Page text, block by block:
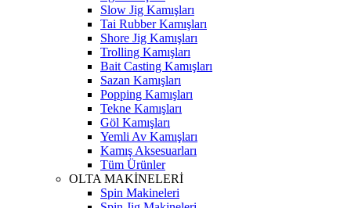
Slow Jig Kamışları
Tai Rubber Kamışları
Shore Jig Kamışları
Trolling Kamışları
Bait Casting Kamışları
Sazan Kamışları
Popping Kamışları
Tekne Kamışları
Göl Kamışları
Yemli Av Kamışları
Kamış Aksesuarları
Tüm Ürünler
OLTA MAKİNELERİ
Spin Makineleri